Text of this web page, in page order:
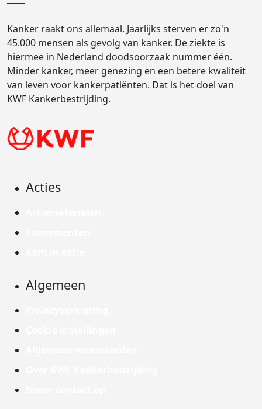
Kanker raakt ons allemaal. Jaarlijks sterven er zo'n
45.000 mensen als gevolg van kanker. De ziekte is
hiermee in Nederland doodsoorzaak nummer één.
Minder kanker, meer genezing en een betere kwaliteit
van leven voor kankerpatiënten. Dat is het doel van
KWF Kankerbestrijding.
Acties
Algemeen